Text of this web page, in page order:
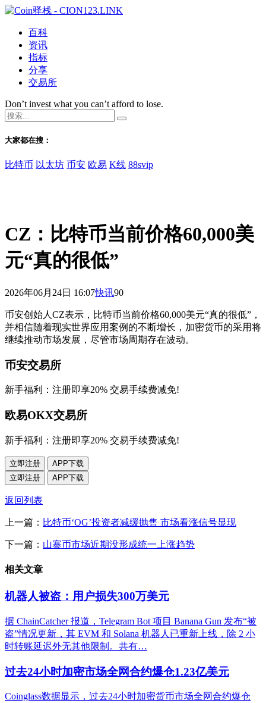
百科
资讯
指标
分享
交易所
Don’t invest what you can’t afford to lose.
大家都在搜：
比特币 以太坊 币安 欧易 K线 88svip
CZ：比特币当前价格60,000美
元“真的很低”
2026年06月24日 16:07快讯90
币安创始人CZ表示，比特币当前价格60,000美元“真的很低”，
并相信随着现实世界应用案例的不断增长，加密货币的采用将
继续推动市场发展，尽管市场周期存在波动。
币安交易所
新手福利： 注册即享20% 交易手续费减免!
欧易OKX交易所
新手福利： 注册即享20% 交易手续费减免!
立即注册
APP下载
立即注册
APP下载
返回列表
上一篇： 比特币‘OG’投资者减缓抛售 市场看涨信号显现
下一篇： 山寨币市场近期没形成统一上涨趋势
相关文章
机器人被盗：用户损失300万美元
据 ChainCatcher 报道，Telegram Bot 项目 Banana Gun 发布“被
盗”情况更新，其 EVM 和 Solana 机器人已重新上线，除 2 小
时转账延迟外无其他限制。共有…
过去24小时加密市场全网合约爆仓1.23亿美元
Coinglass数据显示，过去24小时加密货币市场全网合约爆仓